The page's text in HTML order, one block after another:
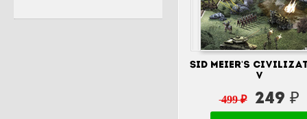
Sid Meier's
V
499 ₽ 249 ₽